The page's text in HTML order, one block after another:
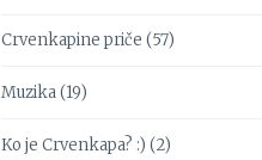
Crvenkapine priče (57)
Muzika(19)
Ko je Crvenkapa? :) (2)